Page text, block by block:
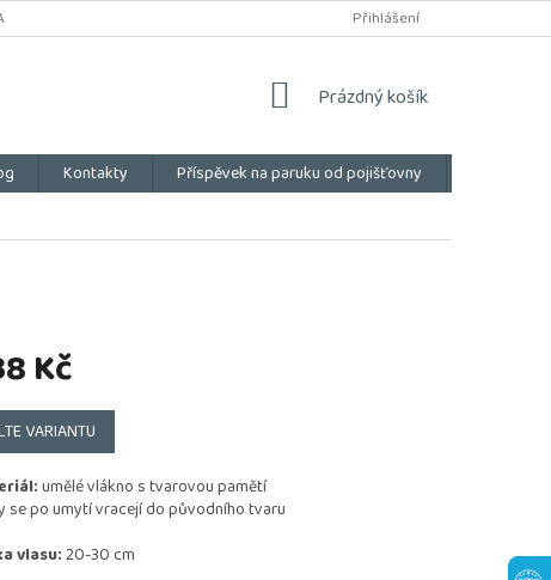
Přihlášení
NÁKUPNÍ
Prázdný košík
Kontakty Příspěvek na paruku od pojišťovny
Kč
VARIANTU
umělé vlákno s tvarovou pamětí
se po umytí vracejí do původního tvaru
vlasu:20-30 cm